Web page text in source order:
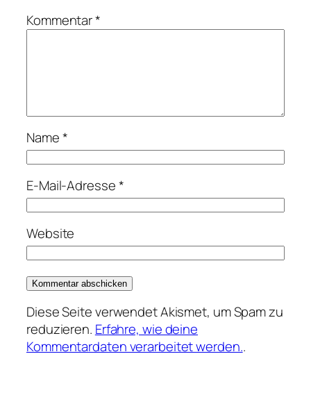
Kommentar*
Name*
E-Mail-Adresse*
Website
Diese Seite verwendet Akismet, um Spam zu
reduzieren. Erfahre, wie deine
Kommentardaten verarbeitet werden..